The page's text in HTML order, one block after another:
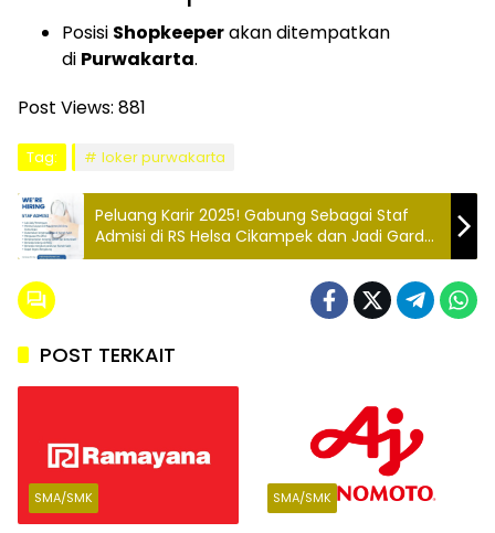
Posisi Shopkeeperakan ditempatkan
di Purwakarta.
Post Views: 881
Tag: loker purwakarta
Peluang Karir 2025! Gabung Sebagai Staf
Admisi di RS Helsa Cikampek dan Jadi Garda
Terdepan Pelayanan Kesehatan!
POST TERKAIT
SMA/SMK SMA/SMK